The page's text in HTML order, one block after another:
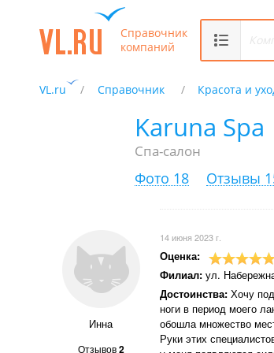
Справочник
компаний
VL.ru Справочник Красота и
Karuna Spa
Спа-салон
Фото 18 Отзывы
Инна
Отзывов2
14 июня 2023 г.
Оценка:
Филиал: ул.
Достоинства: Хочу
ноги в период моего
обошла множество
Руки этих